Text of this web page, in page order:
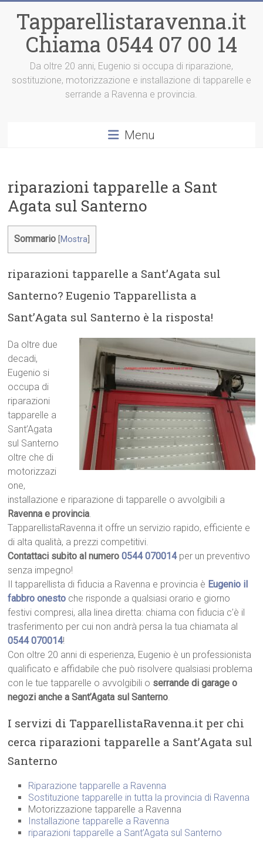
contenuto
Tapparellistaravenna.it
Chiama 0544 07 00 14
Da oltre 20 anni, Eugenio si occupa di riparazione,
sostituzione, motorizzazione e installazione di tapparelle e
serrande a Ravenna e provincia.
Menu
riparazioni tapparelle a Sant
Agata sul Santerno
Sommario Mostra
riparazioni tapparelle a Sant’Agata sul
Santerno? Eugenio Tapparellista a
Sant’Agata sul Santerno è la risposta!
Da oltre due
decadi,
Eugenio si
occupa di
riparazioni
tapparelle a
Sant’Agata
sul Santerno
oltre che di
motorizzazi
one,
installazione e riparazione di tapparelle o avvolgibili a
Ravenna e provincia.
TapparellistaRavenna.it offre un servizio rapido, efficiente e
di alta qualità, a prezzi competitivi.
Contattaci subito al numero0544 070014per un preventivo
senza impegno!
Il tapparellista di fiducia a Ravenna e provincia è Eugenio il
fabbro onesto che risponde a qualsiasi orario e giorno
festivi compresi, alla linea diretta: chiama con fiducia c’è il
trasferimento per cui non andrà persa la tua chiamata al
0544 070014!
Con oltre 20 anni di esperienza, Eugenio è un professionista
qualificato e affidabile che può risolvere qualsiasi problema
con le tue tapparelle o avvolgibili o serrande di garage o
negozi anche a Sant’Agata sul Santerno.
I servizi di TapparellistaRavenna.it per chi
cerca riparazioni tapparelle a Sant’Agata sul
Santerno
Riparazione tapparelle a Ravenna
Sostituzione tapparelle in tutta la provincia di Ravenna
Motorizzazione tapparelle a Ravenna
Installazione tapparelle a Ravenna
riparazioni tapparelle a Sant’Agata sul Santerno